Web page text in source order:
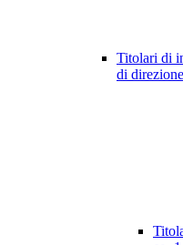
Titolari di
di